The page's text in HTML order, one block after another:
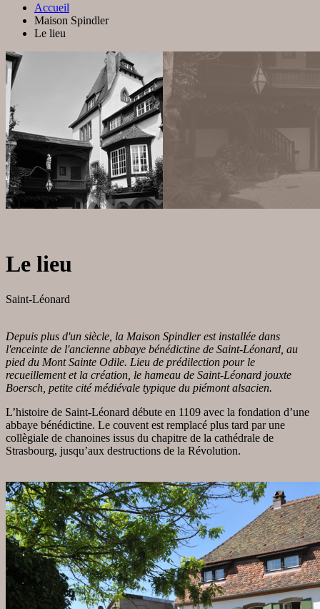
Accueil
Maison Spindler
Le lieu
Le lieu
Saint-Léonard
Depuis plus d'un siècle, la Maison Spindler est installée dans
l'enceinte de l'ancienne abbaye bénédictine de Saint-Léonard, au
pied du Mont Sainte Odile. Lieu de prédilection pour le
recueillement et la création, le hameau de Saint-Léonard jouxte
Boersch, petite cité médiévale typique du piémont alsacien.
L’histoire de Saint-Léonard débute en 1109 avec la fondation d’une
abbaye bénédictine. Le couvent est remplacé plus tard par une
collègiale de chanoines issus du chapitre de la cathédrale de
Strasbourg, jusqu’aux destructions de la Révolution.